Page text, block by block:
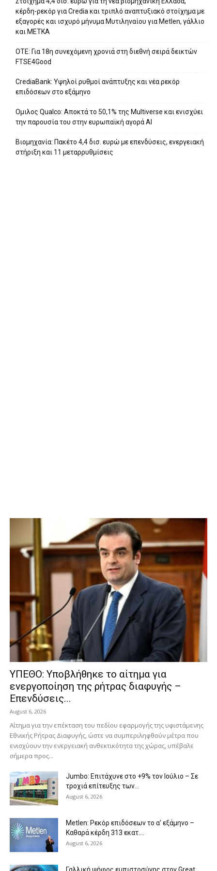
κέρδη-ρεκόρ για Credia και τριπλό αναπτυξιακό στοίχημα με
εξαγορές και ισχυρό μήνυμα Μυτιληναίου για Metlen, γάλλιο
και ΜΕΤΚΑ
ΟΤΕ: Για 18η συνεχόμενη χρονιά στη διεθνή σειρά δεικτών
FTSE4Good
CrediaBank: Υψηλοί ρυθμοί ανάπτυξης και νέα ρεκόρ
επιδόσεων στο εξάμηνο
Ομιλος Qualco: Αποκτά το 50,1% της Multiverse και ενισχύει
την παρουσία του στην ευρωπαϊκή αγορά ΑΙ
Βιομηχανία: Πακέτο 4,4 δισ. ευρώ με επενδύσεις, ενεργειακή
στήριξη και 11 μεταρρυθμίσεις
ΥΠΕΘΟ: Υποβλήθηκε το αίτημα για
ενεργοποίηση της ρήτρας διαφυγής –
Επενδύσεις...
August 6, 2026
Αίτημα για την επέκταση του πεδίου εφαρμογής της υφιστάμενης
Εθνικής Ρήτρας Διαφυγής, ώστε να συμπεριληφθούν μέτρα που
ενισχύουν την ενεργειακή ανθεκτικότητα της χώρας, υπέβαλε
σήμερα προς...
Jumbo: Επιτάχυνε στο +9% τον Ιούλιο – Σε
τροχιά επίτευξης των...
August 6, 2026
Metlen: Ρεκόρ επιδόσεων το α’ εξάμηνο –
Kαθαρά κέρδη 313 εκατ....
August 6, 2026